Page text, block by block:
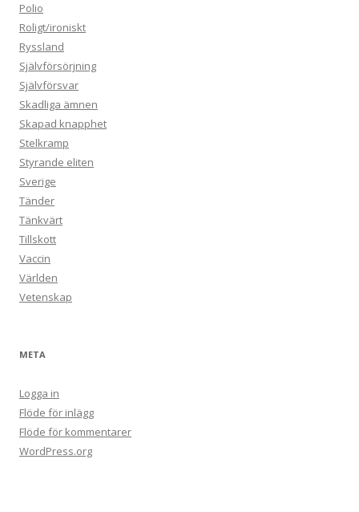
Polio
Roligt/ironiskt
Ryssland
Självförsörjning
Självförsvar
Skadliga ämnen
Skapad knapphet
Stelkramp
Styrande eliten
Sverige
Tänder
Tänkvärt
Tillskott
Vaccin
Världen
Vetenskap
META
Logga in
Flöde för inlägg
Flöde för kommentarer
WordPress.org